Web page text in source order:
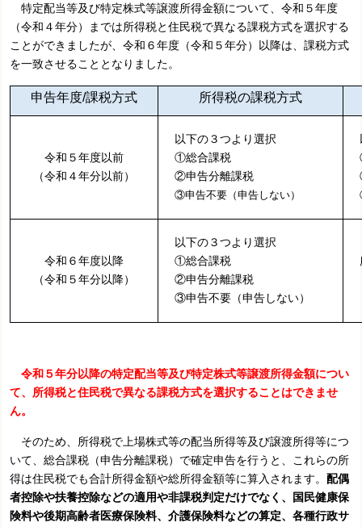
特定配当等及び特定株式等譲渡所得金額について、令和５年度
（令和４年分）までは所得税と住民税で異なる課税方式を選択する
ことができましたが、令和６年度（令和５年分）以降は、課税方式
を一致させることとなりました。
申告年度/課税方式 所得税の課税方式
令和５年度以前
（令和４年分以前）
以下の３つより選択
①総合課税
②申告分離課税
③申告不要（申告しない）
令和６年度以降
（令和５年分以降）
以下の３つより選択
①総合課税
②申告分離課税
③申告不要（申告しない）
令和５年分以降の特定配当等及び特定株式等譲渡所得金額につい
て、所得税と住民税で異なる課税方式を選択することはできませ
ん。
そのため、所得税で上場株式等の配当所得等及び譲渡所得等につ
いて、総合課税（申告分離課税）で確定申告を行うと、これらの所
得は住民税でも合計所得金額や総所得金額等に算入されます。配偶
者控除や扶養控除などの適用や非課税判定だけでなく、国民健康保
険料や後期高齢者医療保険料、介護保険料などの算定、各種行政サ